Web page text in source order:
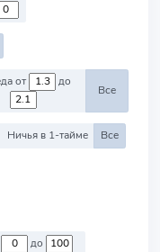
Победа от до
Все
Ничья в 1-тайме Все
до